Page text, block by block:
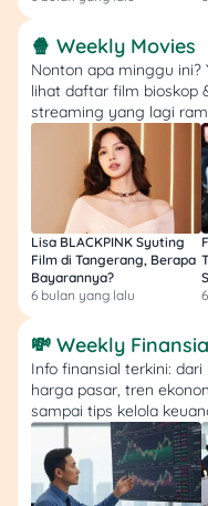
8. Spill and Bites
Valentine rame-rame
berdua tetap seru
menu crispy yang
plus bonus menarik.
🤑 Promo: Spill Couple
Valentine Set 1:
Rp52.500
Rp57.500.
📅 Periode: Hingga 15
Februari 2026.
📦 Pemesanan: Dine-in,
GoFood, GrabFood,
ShopeeFood.
🍿 Weekly Movies
Nonton apa minggu ini?
lihat daftar film bioskop
streaming yang lagi
Lisa BLACKPINK Syuting
Film di Tangerang, Berapa
Bayarannya?
6 bulan yang lalu
💸 Weekly
Info finansial terkini: dari
harga pasar, tren
sampai tips kelola